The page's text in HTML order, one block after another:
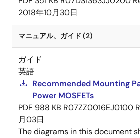
2018年10月30日
マニュアル、ガイド (2)
ガイド
英語
Recommended Mounting
Power MOSFETs
PDF 988 KB R07ZZ0016EJ0100
月03日
The diagrams in this document